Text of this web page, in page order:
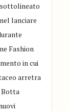
lanciare
Fashion
in cui
arretra
Botta